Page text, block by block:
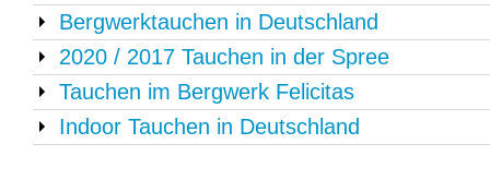
Bergwerktauchen in Deutschland
2020 / 2017 Tauchen in der Spree
Tauchen im Bergwerk Felicitas
Indoor Tauchen in Deutschland